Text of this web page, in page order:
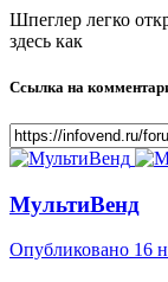
Шпеглер легко
здесь как
Ссылка на
МультиВенд
Опубликовано 16